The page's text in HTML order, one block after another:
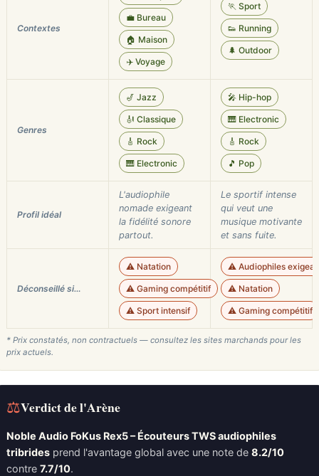
Contextes
💼 Bureau
🏠 Maison
✈️ Voyage
🏃 Sport
👟 Running
🌲 Outdoor
Genres
🎷 Jazz
🎻 Classique
🎸 Rock
🎹 Electronic
🎤 Hip-hop
🎹 Electronic
🎸 Rock
🎵 Pop
Profil idéal
L'audiophile
nomade exigeant
la fidélité sonore
partout.
Le sportif intense
qui veut une
musique motivante
et sans fuite.
Déconseillé si…
⚠️ Natation
⚠️ Gaming compétitif
⚠️ Sport intensif
⚠️ Audiophiles
⚠️ Natation
⚠️ Gaming compétitif
* Prix constatés, non contractuels — consultez les sites marchands pour les
prix actuels.
⚖Verdict de l'Arène
Noble Audio FoKus Rex5 – Écouteurs TWS audiophiles
tribrides prend l'avantage global avec une note de 8.2/10
contre 7.7/10.